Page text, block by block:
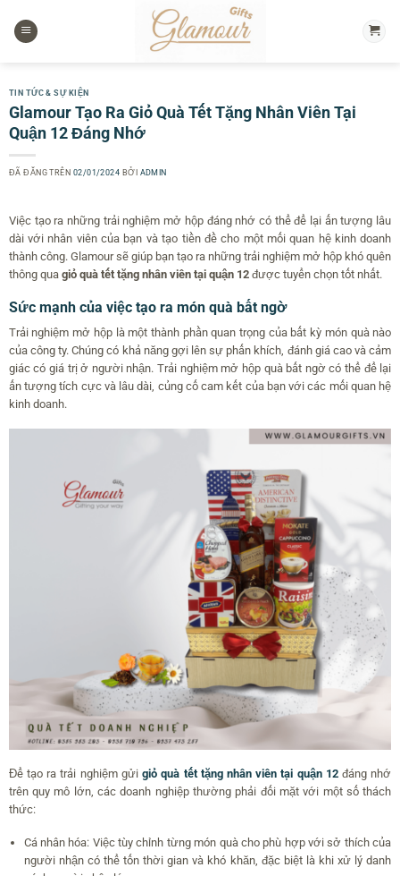
đến
TIN TỨC & SỰ KIỆN
Glamour Tạo Ra Giỏ Quà Tết Tặng Nhân Viên Tại
Quận 12 Đáng Nhớ
ĐÃ ĐĂNG TRÊN 02/01/2024 BỞI ADMIN
Việc tạo ra những trải nghiệm mở hộp đáng nhớ có thể để lại ấn tượng lâu
dài với nhân viên của bạn và tạo tiền đề cho một mối quan hệ kinh doanh
thành công. Glamour sẽ giúp bạn tạo ra những trải nghiệm mở hộp khó quên
thông qua giỏ quà tết tặng nhân viên tại quận 12được tuyển chọn tốt nhất.
Sức mạnh của việc tạo ra món quà bất ngờ
Trải nghiệm mở hộp là một thành phần quan trọng của bất kỳ món quà nào
của công ty. Chúng có khả năng gợi lên sự phấn khích, đánh giá cao và cảm
giác có giá trị ở người nhận. Trải nghiệm mở hộp quà bất ngờ có thể để lại
ấn tượng tích cực và lâu dài, củng cố cam kết của bạn với các mối quan hệ
kinh doanh.
Để tạo ra trải nghiệm gửigiỏ quà tết tặng nhân viên tại quận 12đáng nhớ
trên quy mô lớn, các doanh nghiệp thường phải đối mặt với một số thách
thức:
Cá nhân hóa: Việc tùy chỉnh từng món quà cho phù hợp với sở thích của
người nhận có thể tốn thời gian và khó khăn, đặc biệt là khi xử lý danh